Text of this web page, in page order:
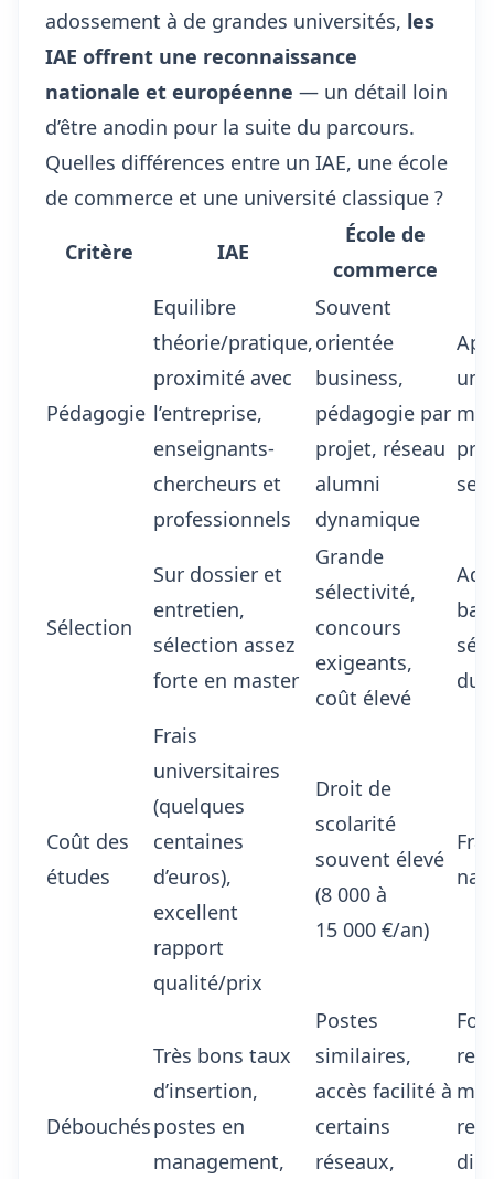
adossement à de grandes universités, les
IAE offrent une reconnaissance
nationale et européenne — un détail loin
d’être anodin pour la suite du parcours.
Quelles différences entre un IAE, une école
de commerce et une université classique ?
Critère IAE
École de
commerce
Pédagogie
Equilibre
théorie/pratique,
proximité avec
l’entreprise,
enseignants-
chercheurs et
professionnels
Souvent
orientée
business,
pédagogie par
projet, réseau
alumni
dynamique
Sélection
Sur dossier et
entretien,
sélection assez
forte en master
Grande
sélectivité,
concours
exigeants,
coût élevé
Coût des
études
Frais
universitaires
(quelques
centaines
d’euros),
excellent
rapport
qualité/prix
Droit de
scolarité
souvent élevé
(8 000 à
15 000 €/an)
Débouchés
Très bons taux
d’insertion,
postes en
management,
Postes
similaires,
accès facilité à
certains
réseaux,